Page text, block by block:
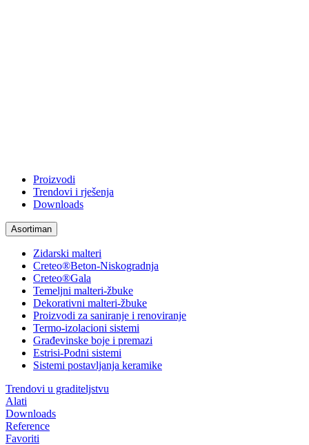
Proizvodi
Trendovi i rješenja
Downloads
Asortiman
Zidarski malteri
Creteo®Beton-Niskogradnja
Creteo®Gala
Temeljni malteri-žbuke
Dekorativni malteri-žbuke
Proizvodi za saniranje i renoviranje
Termo-izolacioni sistemi
Građevinske boje i premazi
Estrisi-Podni sistemi
Sistemi postavljanja keramike
Trendovi u graditeljstvu
Alati
Downloads
Reference
Favoriti